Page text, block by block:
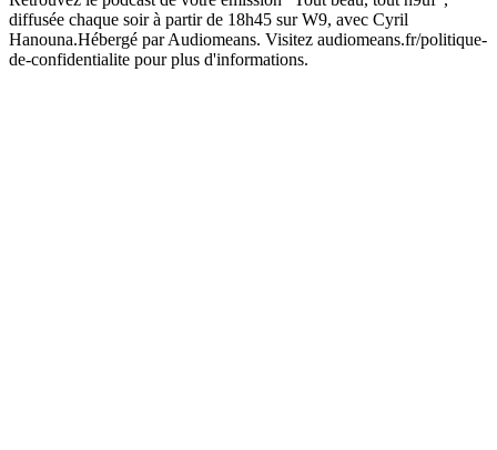
diffusée chaque soir à partir de 18h45 sur W9, avec Cyril
Hanouna.Hébergé par Audiomeans. Visitez audiomeans.fr/politique-
de-confidentialite pour plus d'informations.